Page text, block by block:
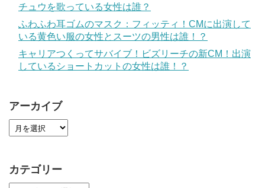
チュウを歌っている女性は誰？
ふわふわ耳ゴムのマスク：フィッティ！CMに出演して
いる黄色い服の女性とスーツの男性は誰！？
キャリアつくってサバイブ！ビズリーチの新CM！出演
しているショートカットの女性は誰！？
アーカイブ
カテゴリー